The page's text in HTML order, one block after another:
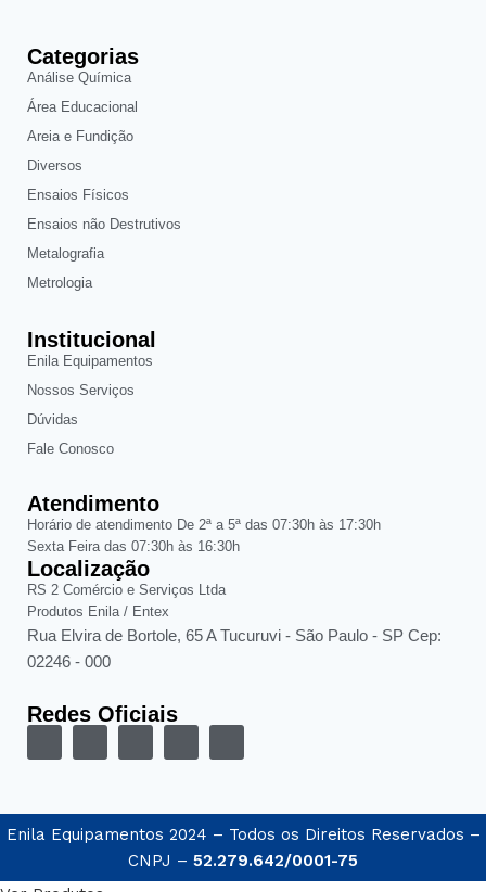
Categorias
Análise Química
Área Educacional
Areia e Fundição
Diversos
Ensaios Físicos
Ensaios não Destrutivos
Metalografia
Metrologia
Institucional
Enila Equipamentos
Nossos Serviços
Dúvidas
Fale Conosco
Atendimento
Horário de atendimento De 2ª a 5ª das 07:30h às 17:30h
Sexta Feira das 07:30h às 16:30h
Localização
RS 2 Comércio e Serviços Ltda
Produtos Enila / Entex
Rua Elvira de Bortole, 65 A Tucuruvi - São Paulo - SP Cep:
02246 - 000
Redes Oficiais
Enila Equipamentos 2024 – Todos os Direitos Reservados –
CNPJ – 52.279.642/0001-75